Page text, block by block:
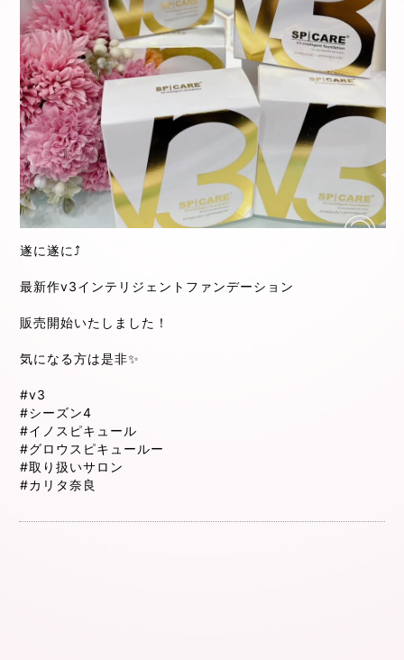
遂に遂に⤴️
最新作v3インテリジェントファンデーション
販売開始いたしました！
気になる方は是非✨
#v3
#シーズン4
#イノスピキュール
#グロウスピキュールー
#取り扱いサロン
#カリタ奈良